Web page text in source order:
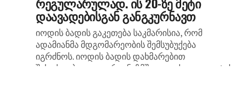
დაავადებისგან განგკურნავთ
იოდის ბადის გაკეთება საკმარისია, რომ
ადამიანმა მდგომარეობის შემსუბუქება
იგრძნოს. იოდის ბადის დახმარებით
შესაძლებელია: ორგანიზმში იოდის დეფიციტის